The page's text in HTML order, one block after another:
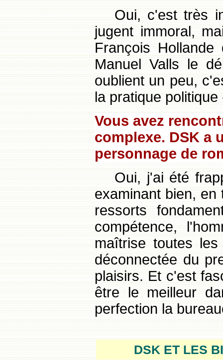
Oui, c'est très
jugent immoral,
François
Manuel Valls le
oublient un peu,
la pratique
Vous avez
complexe. DSK a
personnage de
Oui, j'ai été
examinant bien,
ressorts
compétence,
maîtrise toutes
déconnectée du
plaisirs. Et c'est
être le meilleur
perfection la
DSK ET LES